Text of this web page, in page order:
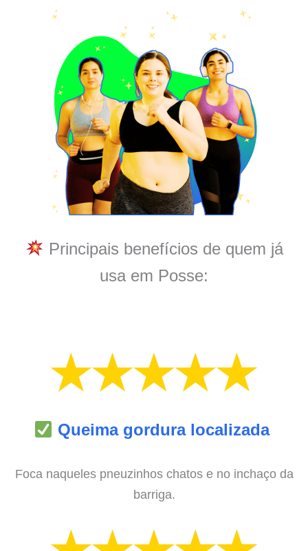
Principais benefícios de quem já
usa em Posse:
Queima gordura localizada
Foca naqueles pneuzinhos chatos e no inchaço da
barriga.